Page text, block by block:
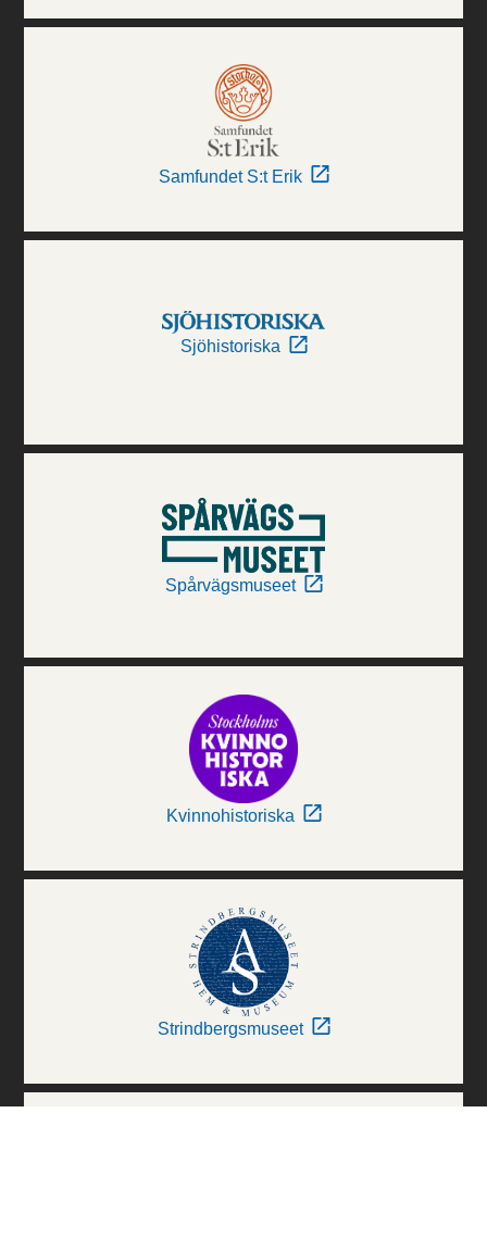
Samfundet S:t Erik
Sjöhistoriska
Spårvägsmuseet
Kvinnohistoriska
Strindbergsmuseet